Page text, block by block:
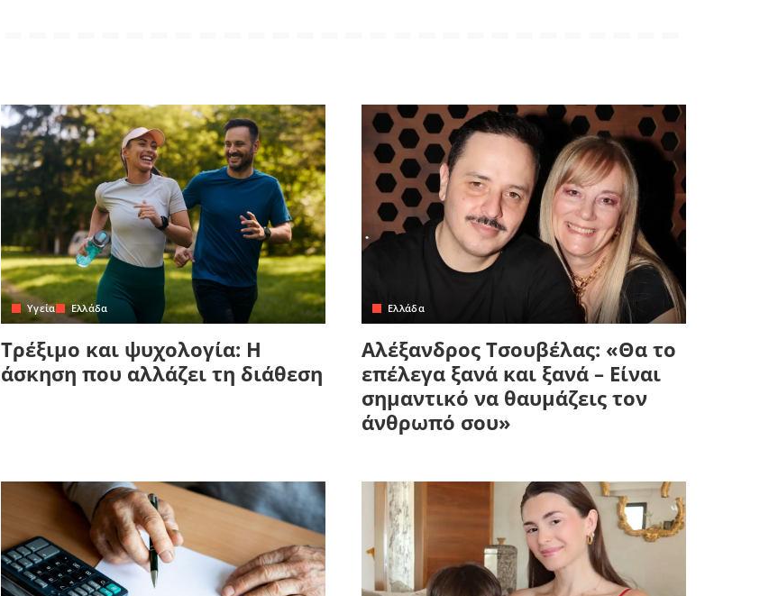
Yγεία Ελλάδα
Τρέξιμο και ψυχολογία: Η
άσκηση που αλλάζει τη διάθεση
Ελλάδα
Αλέξανδρος Τσουβέλας: «Θα το
επέλεγα ξανά και ξανά – Είναι
σημαντικό να θαυμάζεις τον
άνθρωπό σου»